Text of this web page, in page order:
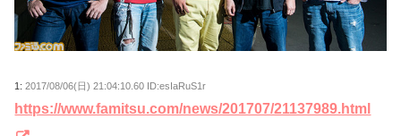
1:2017/08/06(日) 21:04:10.60 ID:esIaRuS1r
https://www.famitsu.com/news/201707/21137989.html